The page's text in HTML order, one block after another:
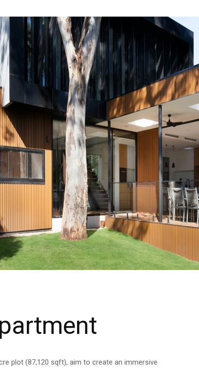
plot (87,120 sqft), aim to create an immersive